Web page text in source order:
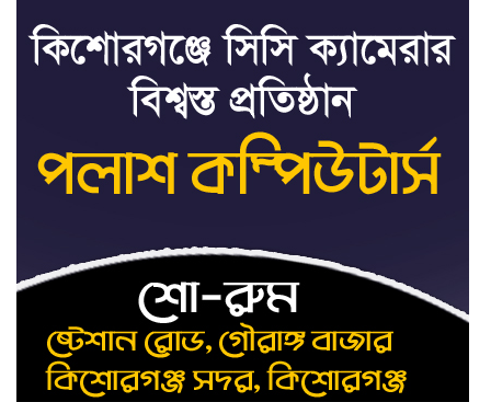
৮
৪ মন্ত্রণালয়ে নতুন সচিব নিয়োগ,
২ জনের পদোন্নতি
৯
শেখ হাসিনার সঙ্গে পালানোর
ফ্লাইট কীভাবে মিস করেছিলেন
সালমান এফ রহমান
ভাত রান্নার সময় নরম হয়ে গেলে
কী করবেন